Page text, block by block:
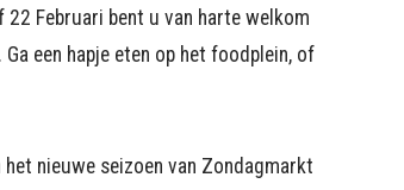
22 Februari bent u van harte welkom
een hapje eten op het foodplein, of
nieuwe seizoen van Zondagmarkt